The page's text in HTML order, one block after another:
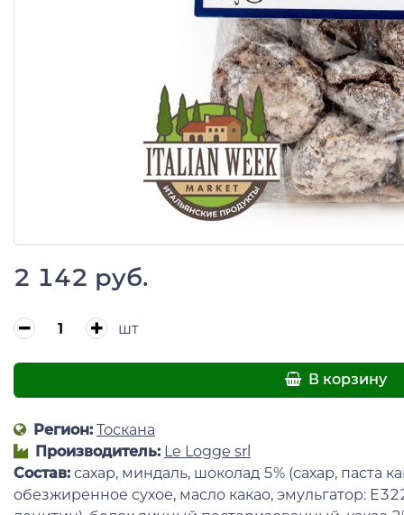
2 142 руб.
шт
В корзину
Регион: Тоскана
Производитель: Le Logge srl
Состав: сахар, миндаль, шоколад 5% (сахар, паста
обезжиренное сухое, масло какао, эмульгатор: